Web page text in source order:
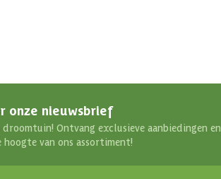
onze nieuwsbrief
Ontvang exclusieve aanbiedingen en
van ons assortiment!